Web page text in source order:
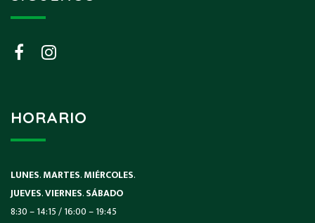
HORARIO
LUNES.MARTES.MIÉRCOLES.
JUEVES.VIERNES.SÁBADO
8:30 – 14:15 / 16:00 – 19:45